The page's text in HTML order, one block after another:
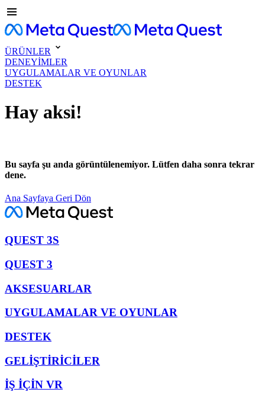
ÜRÜNLER
DENEYİMLER
UYGULAMALAR VE OYUNLAR
DESTEK
Hay aksi!
Bu sayfa şu anda görüntülenemiyor. Lütfen daha sonra tekrar
dene.
Ana Sayfaya Geri Dön
QUEST 3S
QUEST 3
AKSESUARLAR
UYGULAMALAR VE OYUNLAR
DESTEK
GELİŞTİRİCİLER
İŞ İÇİN VR